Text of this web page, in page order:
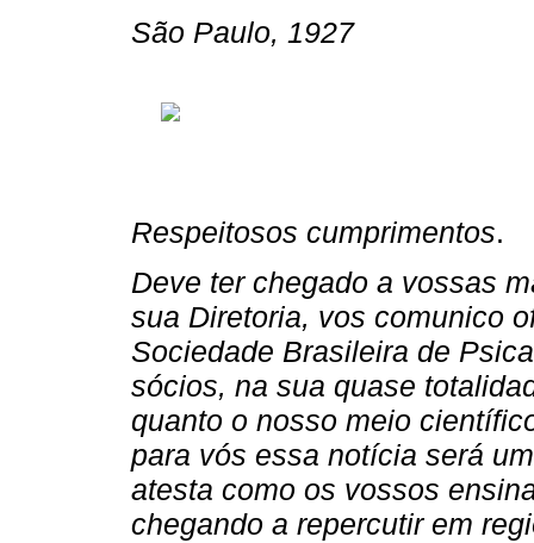
São Paulo, 1927
Respeitosos cumprimentos.
Deve ter chegado a vossas
sua Diretoria, vos comunico
Sociedade Brasileira de
sócios, na sua quase
quanto o nosso meio
para vós essa notícia será
atesta como os vossos
chegando a repercutir em